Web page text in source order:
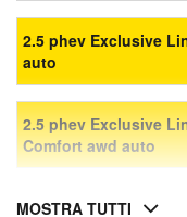
2.5 phev Exclusive
auto
2.5 phev Exclusive
Comfort awd auto
MOSTRA TUTTI